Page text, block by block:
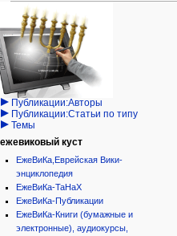
Навигация
персональные инструменты
войти
запрос
учётной
записи
категории
Израиль:Страна и
государство
Иудаизм
Народ
Проекты
Проекты/Участники/
дополнения
Публикации:Авторы
Публикации:Статьи по типу
Темы
ежевиковый куст
ЕжеВиКа,Еврейская Вики-
энциклопедия
ЕжеВиКа-ТаНаХ
ЕжеВиКа-Публикации
ЕжеВиКа-Книги (бумажные и
электронные), аудиокурсы,